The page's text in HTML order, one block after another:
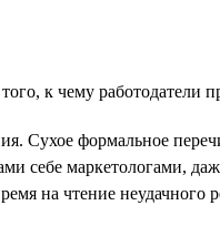
к чему работодатели
Сухое формальное
себе маркетологами,
на чтение